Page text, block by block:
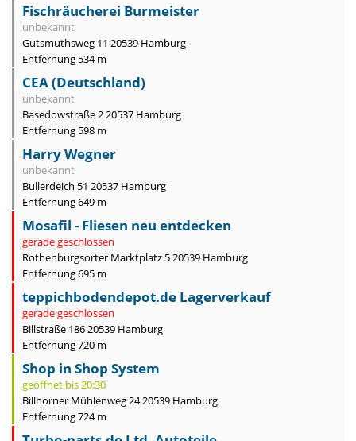
Fischräucherei Burmeister
unbekannt
Gutsmuthsweg 11 20539 Hamburg
Entfernung 534 m
CEA (Deutschland)
unbekannt
Basedowstraße 2 20537 Hamburg
Entfernung 598 m
Harry Wegner
unbekannt
Bullerdeich 51 20537 Hamburg
Entfernung 649 m
Mosafil - Fliesen neu entdecken
gerade geschlossen
Rothenburgsorter Marktplatz 5 20539 Hamburg
Entfernung 695 m
teppichbodendepot.de Lagerverkauf
gerade geschlossen
Billstraße 186 20539 Hamburg
Entfernung 720 m
Shop in Shop System
geöffnet bis 20:30
Billhorner Mühlenweg 24 20539 Hamburg
Entfernung 724 m